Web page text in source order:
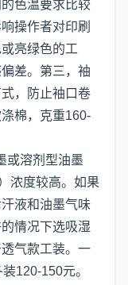
色温要求比较
操作者对印刷
亮绿色的工
差。第三，袖
，防止袖口卷
棉，克重160-
或溶剂型油墨
浓度较高。如果
液和油墨气味
情况下选吸湿
气款工装。一
120-150元。